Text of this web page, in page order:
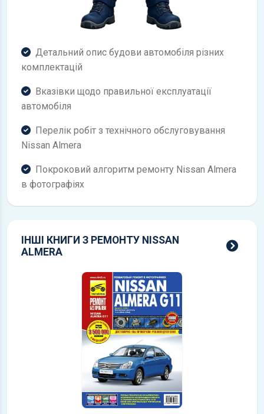
Детальний опис будови автомобіля різних
комплектацій
Вказівки щодо правильної експлуатації
автомобіля
Перелік робіт з технічного обслуговування
Nissan Almera
Покроковий алгоритм ремонту Nissan Almera
в фотографіях
ІНШІ КНИГИ З РЕМОНТУ NISSAN
ALMERA